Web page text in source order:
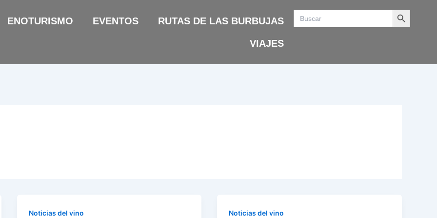
ENOTURISMO EVENTOS RUTAS DE LAS BURBUJAS
VIAJES
Search
for:
Search Button
Noticias del vino Noticias del vino